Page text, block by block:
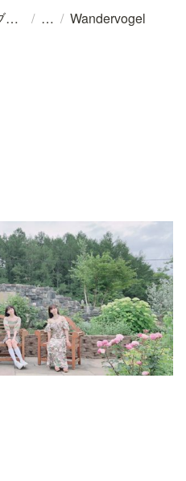
作編曲家 大畠裕貴 公式ウェブサイト / / Wandervogel